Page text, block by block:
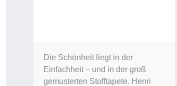
Die Schönheit liegt in der
Einfachheit – und in der groß
gemusterten Stofftapete. Henri